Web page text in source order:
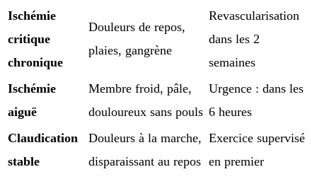
Ischémie
critique
chronique
Douleurs de repos,
plaies, gangrène
Revascularisation
dans les 2
semaines
Ischémie
aiguë
Membre froid, pâle,
douloureux sans pouls
Urgence : dans les
6 heures
Claudication
stable
Douleurs à la marche,
disparaissant au repos
Exercice supervisé
en premier